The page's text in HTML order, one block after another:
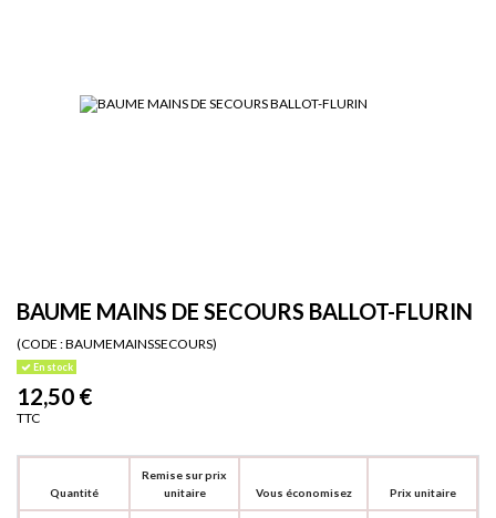
BAUME MAINS DE SECOURS BALLOT-FLURIN
(CODE :BAUMEMAINSSECOURS)
En stock
12,50 €
TTC
Quantité
Remise sur prix
unitaire
Vous économisez Prix unitaire